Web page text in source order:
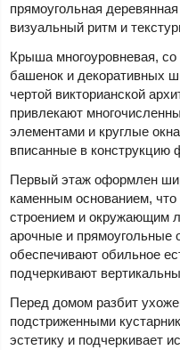
прямоугольная
визуальный ритм и
Крыша многоуровневая,
башенок и декоративных
чертой викторианской
привлекают
элементами и круглые
вписанные в конструкцию
Первый этаж оформлен
каменным основанием,
строением и окружающим
арочные и прямоугольные
обеспечивают обильное
подчеркивают
Перед домом разбит
подстриженными
эстетику и подчеркивает